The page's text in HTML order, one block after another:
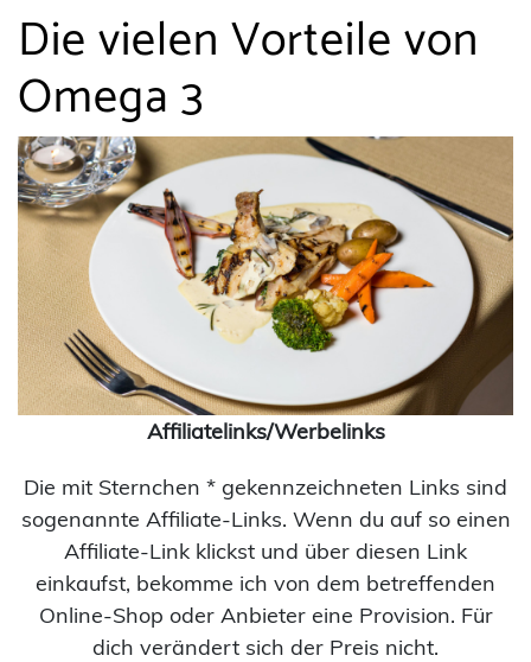
Die vielen Vorteile von
Omega 3
Affiliatelinks/Werbelinks
Die mit Sternchen * gekennzeichneten Links sind
sogenannte Affiliate-Links. Wenn du auf so einen
Affiliate-Link klickst und über diesen Link
einkaufst, bekomme ich von dem betreffenden
Online-Shop oder Anbieter eine Provision. Für
dich verändert sich der Preis nicht.